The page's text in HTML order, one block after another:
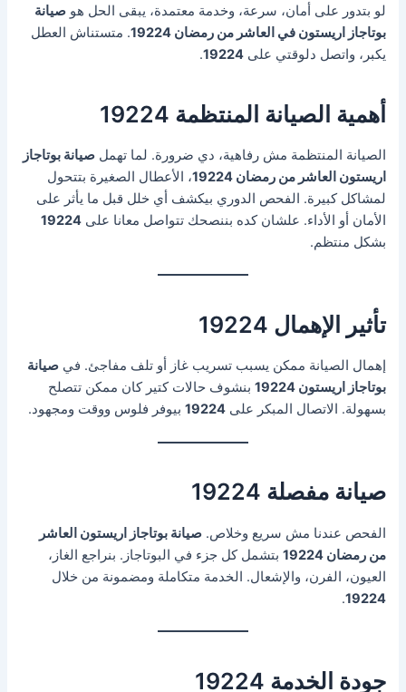
لو بتدور على أمان، سرعة، وخدمة معتمدة، يبقى الحل هوصيانة
بوتاجاز اريستون في العاشر من رمضان 19224
. متستناش العطل
يكبر، واتصل دلوقتي على19224
.
أهمية الصيانة المنتظمة 19224
الصيانة المنتظمة مش رفاهية، دي ضرورة. لما تهملصيانة بوتاجاز
اريستون العاشر من رمضان 19224
، الأعطال الصغيرة بتتحول
لمشاكل كبيرة. الفحص الدوري بيكشف أي خلل قبل ما يأثر على
الأمان أو الأداء. علشان كده بننصحك تتواصل معانا على19224
بشكل منتظم.
تأثير الإهمال 19224
إهمال الصيانة ممكن يسبب تسريب غاز أو تلف مفاجئ. فيصيانة
بوتاجاز اريستون 19224
بنشوف حالات كتير كان ممكن تتصلح
بسهولة. الاتصال المبكر على19224 بيوفر فلوس ووقت ومجهود.
صيانة مفصلة 19224
الفحص عندنا مش سريع وخلاص.صيانة بوتاجاز اريستون العاشر
من رمضان 19224
بتشمل كل جزء في البوتاجاز. بنراجع الغاز،
العيون، الفرن، والإشعال. الخدمة متكاملة ومضمونة من خلال
19224
.
جودة الخدمة 19224